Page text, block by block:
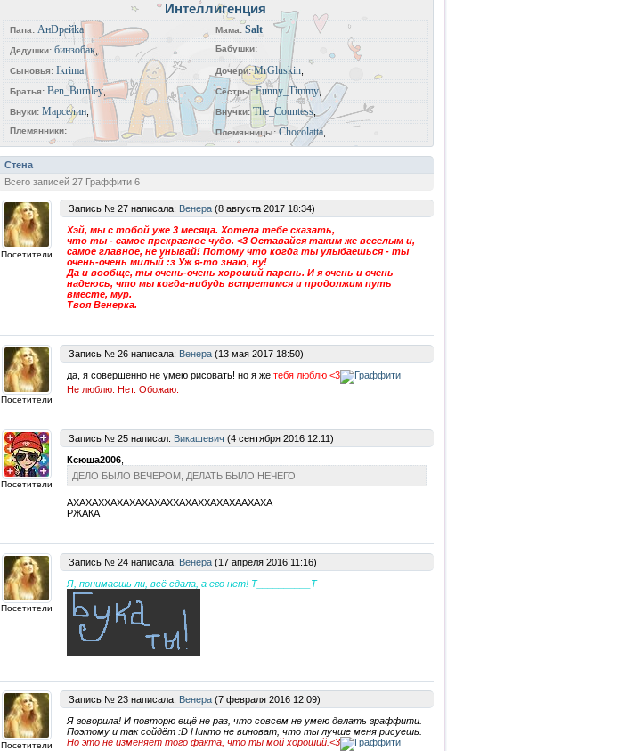
Интеллигенция
Папа: АнDрейkа Мама: Salt
Дедушки: бинзобак Бабушки:
Сыновья: Ikrima, Дочери: MrGluskin
Братья: Ben_Burnley, Сёстры: Funny_Timmy,
Внуки: Марселин Внучки: The_Countess,
Племянники: Племянницы: Chocolatta
Стена
Всего записей 27 Граффити 6
Посетители
Запись № 27 написала: Венера (8 августа 2017 18:34)
Хэй, мы с тобой уже 3 месяца. Хотела тебе сказать,
что ты - самое прекрасное чудо. <3 Оставайся таким же веселым и,
самое главное, не унывай! Потому что когда ты улыбаешься - ты
очень-очень милый :з Уж я-то знаю, ну!
Да и вообще, ты очень-очень хороший парень. И я очень и очень
надеюсь, что мы когда-нибудь встретимся и продолжим путь
вместе, мур.
Твоя Венерка.
Посетители
Запись № 26 написала: Венера (13 мая 2017 18:50)
да, я совершенно не умею рисовать! но я же тебя люблю <3
Не люблю. Нет. Обожаю.
Посетители
Запись № 25 написал: Викашевич (4 сентября 2016 12:11)
Ксюша2006
ДЕЛО БЫЛО ВЕЧЕРОМ, ДЕЛАТЬ БЫЛО НЕЧЕГО
АХАХАХХАХАХАХАХАХХАХАХХАХАХААХАХА
РЖАКА
Посетители
Запись № 24 написала: Венера (17 апреля 2016 11:16)
Я, понимаешь ли, всё сдала, а его нет! Т__________Т
Посетители
Запись № 23 написала: Венера (7 февраля 2016 12:09)
Я говорила! И повторю ещё не раз, что совсем не умею делать граффити.
Поэтому и так сойдёт :D Никто не виноват, что ты лучше меня рисуешь.
Но это не изменяет того факта, что ты мой хороший.<3